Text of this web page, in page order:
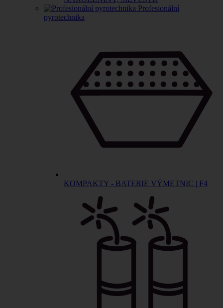
Profesionální
pyrotechnika
KOMPAKTY - BATERIE VÝMETNIC | F4